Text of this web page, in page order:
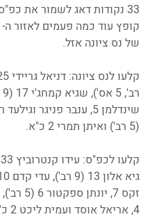
33 נקודות דאג לשמור את
של נס ציונה אזל.
(5 רב') ואיתן תמרי 2 כ"א.
4, אריאל אוסד ועמית ליכט 2 כ"א, יהב חג'בי 1.